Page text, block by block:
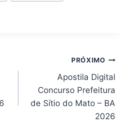
PRÓXIMO
Apostila Digital
Concurso Prefeitura
de Sítio do Mato – BA
2026